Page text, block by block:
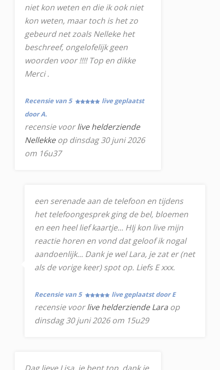
niet kon weten en die ik ook niet
kon weten, maar toch is het zo
gebeurd net zoals Nelleke het
beschreef, ongelofelijk geen
woorden voor !!!! Top en dikke
Merci .
Recensie van 5
live geplaatst
door A.
recensie voorlive helderziende
Nellekkeop dinsdag 30 juni 2026
om 16u37
een serenade aan de telefoon en tijdens
het telefoongesprek ging de bel, bloemen
en een heel lief kaartje... HIj kon live mijn
reactie horen en vond dat geloof ik nogal
aandoenlijk... Dank je wel Lara, je zat er (net
als de vorige keer) spot op. Liefs E xxx.
Recensie van 5 live geplaatst door E
recensie voorlive helderziende Lara op
dinsdag 30 juni 2026 om 15u29